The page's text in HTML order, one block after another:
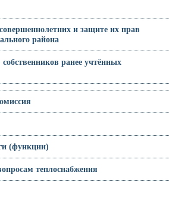
и защите их прав
района
ранее учтённых
(функции)
теплоснабжения